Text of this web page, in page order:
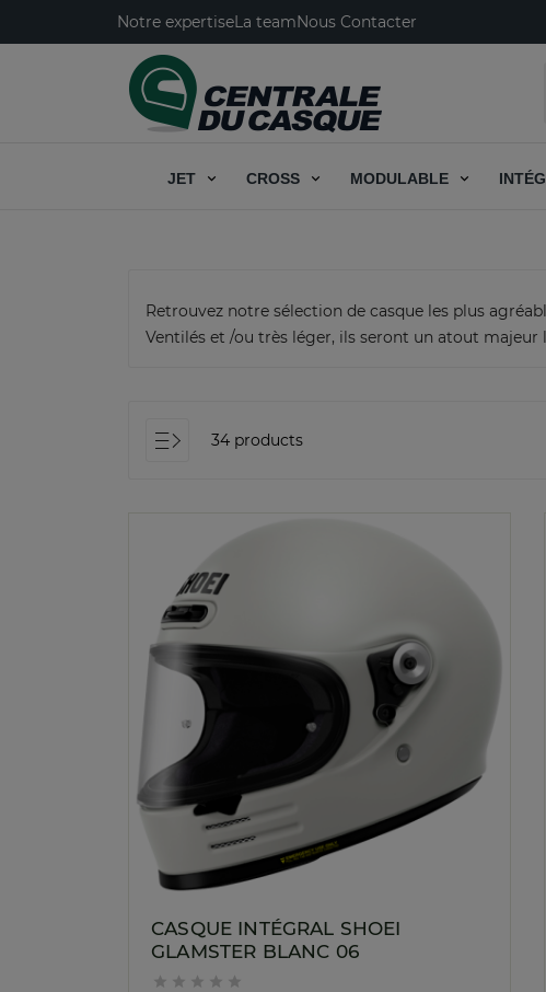
Notre expertiseLa teamNous Contacter
JET CROSS MODULABLE
Retrouvez notre sélection de casque les plus
Ventilés et /ou très léger, ils seront un atout
34 products
CASQUE INTÉGRAL SHOEI
GLAMSTER BLANC 06
    